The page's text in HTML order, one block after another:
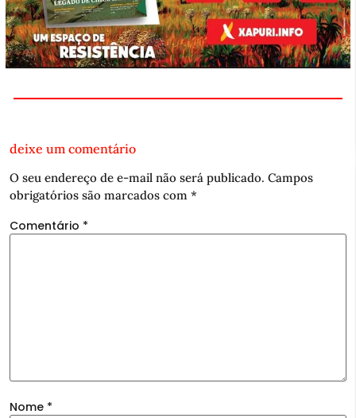
deixe um comentário
O seu endereço de e-mail não será publicado. Campos
obrigatórios são marcados com *
Comentário *
Nome *